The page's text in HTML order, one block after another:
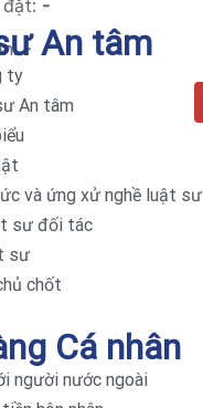
-
- An tâm
ty
An tâm
và ứng xử nghề luật sư
sư đối tác
sư
chốt
Cá nhân
người nước ngoài